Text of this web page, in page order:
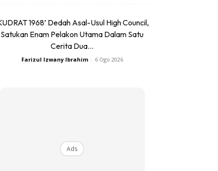
1968’ Dedah Asal-Usul High Council,
Satukan Enam Pelakon Utama Dalam Satu
Cerita Dua...
Farizul Izwany Ibrahim - 6 Ogo 2026
Ads